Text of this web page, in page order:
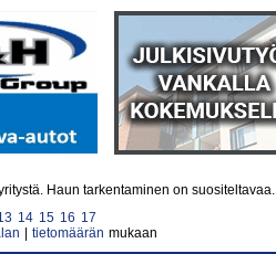
Haun tarkentaminen on suositeltavaa.
14 15 16 17
tietomäärän mukaan